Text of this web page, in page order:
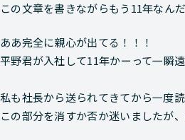
この文章を書きながらもう11年なん
ああ完全に親心が出てる！！！
平野君が入社して11年かーって一瞬
私も社長から送られてきてから一度
この部分を消すか否か迷いましたが